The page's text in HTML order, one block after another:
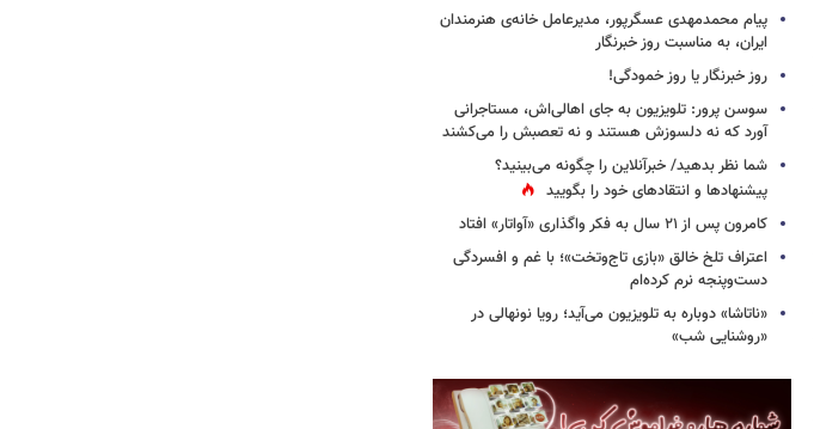
پیام محمدمهدی عسگرپور، مدیرعامل خانه‌ی هنرمندان
ایران، به مناسبت روز خبرنگار
روز خبرنگار یا روز خمودگی!
سوسن پرور: تلویزیون به جای اهالی‌اش، مستاجرانی
آورد که نه دلسوزش هستند و نه تعصبش را می‌کشند
شما نظر بدهید/ خبرآنلاین را چگونه می‌بینید؟
پیشنهادها و انتقادهای خود را بگویید
کامرون پس از ۲۱ سال به فکر واگذاری «آواتار» افتاد
اعتراف تلخ خالق «بازی تاج‌وتخت»؛ با غم و افسردگی
دست‌وپنجه نرم کرده‌ام
«ناتاشا» دوباره به تلویزیون می‌آید؛ رویا نونهالی در
«روشنایی شب»